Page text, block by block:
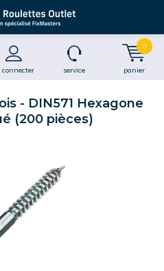
connecter service panier
0
- DIN571 Hexagone
(200 pièces)